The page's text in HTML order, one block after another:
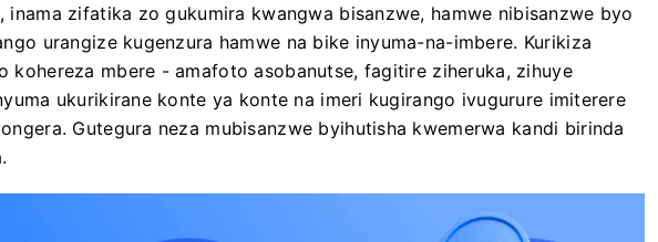
inama zifatika zo gukumira kwangwa bisanzwe, hamwe nibisanzwe byo
urangize kugenzura hamwe na bike inyuma-na-imbere. Kurikiza
kohereza mbere - amafoto asobanutse, fagitire ziheruka, zihuye
ukurikirane konte ya konte na imeri kugirango ivugurure imiterere
Gutegura neza mubisanzwe byihutisha kwemerwa kandi birinda